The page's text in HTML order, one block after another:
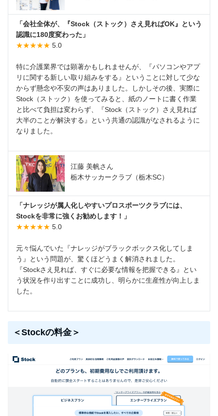
「会社全体が、『Stock（ストック）さえ見ればOK』という
認識に180度変わった」
★★★★★ 5.0
特に介護業界では顕著かもしれませんが、『パソコンやアプ
リに関する新しい取り組みをする』ということに対して少な
からず懸念や不安の声はありました。しかしその後、実際に
Stock（ストック）を使ってみると、紙のノートに書く作業
と比べて負担は変わらず、『Stock（ストック）さえ見れば
大半のことが解決する』という共通の認識がなされるように
なりました。
江藤 美帆さん
栃木サッカークラブ（栃木SC）
「ナレッジが属人化しやすいプロスポーツクラブには、
Stockを非常に強くお勧めします！」
★★★★★ 5.0
元々悩んでいた『ナレッジがブラックボックス化してしま
う』という問題が、驚くほどうまく解消されました。
『Stockさえ見れば、すぐに必要な情報を把握できる』とい
う状況を作り出すことに成功し、明らかに生産性が向上しま
した。
＜Stockの料金＞